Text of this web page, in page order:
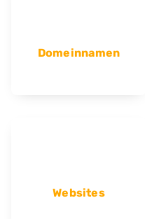
Domeinnamen
Websites